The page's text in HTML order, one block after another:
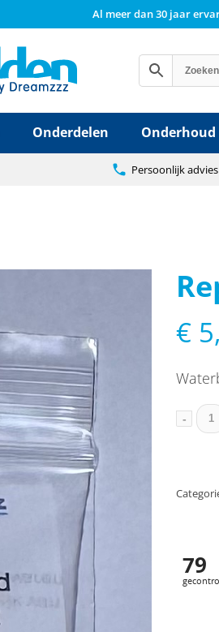
Al meer dan 30 jaar
Onderdelen Onderhoud
Persoonlijk
€